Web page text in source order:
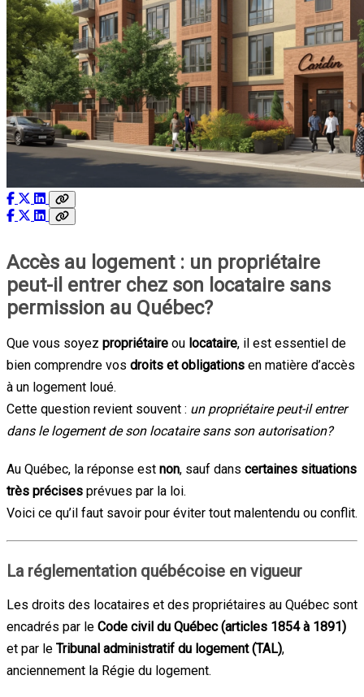
Accès au logement : un propriétaire
peut-il entrer chez son locataire sans
permission au Québec?
Que vous soyez propriétaire ou locataire, il est essentiel de
bien comprendre vos droits et obligations en matière d’accès
à un logement loué.
Cette question revient souvent : un propriétaire peut-il entrer
dans le logement de son locataire sans son autorisation?
Au Québec, la réponse est non, sauf dans certaines situations
très précises prévues par la loi.
Voici ce qu’il faut savoir pour éviter tout malentendu ou conflit.
La réglementation québécoise en vigueur
Les droits des locataires et des propriétaires au Québec sont
encadrés par le Code civil du Québec (articles 1854 à 1891)
et par le Tribunal administratif du logement (TAL),
anciennement la Régie du logement.